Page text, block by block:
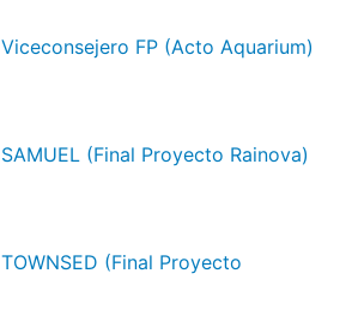
Viceconsejero FP (Acto Aquarium)
SAMUEL (Final Proyecto Rainova)
TOWNSED (Final Proyecto